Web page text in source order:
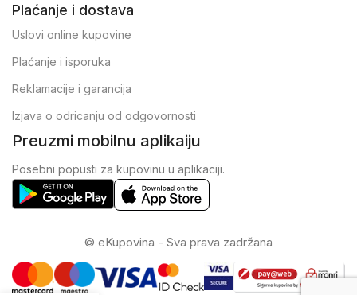
Plaćanje i dostava
Uslovi online kupovine
Plaćanje i isporuka
Reklamacije i garancija
Izjava o odricanju od odgovornosti
Preuzmi mobilnu aplikaiju
Posebni popusti za kupovinu u aplikaciji.
© eKupovina - Sva prava zadržana